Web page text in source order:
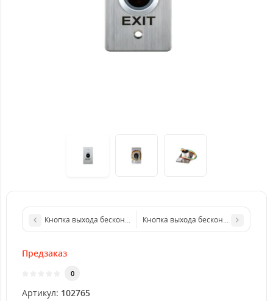
Кнопка выхода бесконтактная металлическая врезная SEVEN
Кнопка выхода бесконтактная
Предзаказ
0
Артикул: 102765